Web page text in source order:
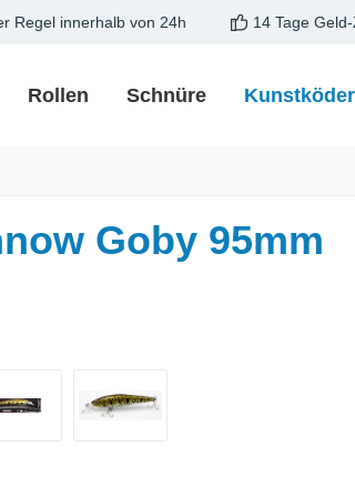
Regel innerhalb von 24h 14 Tage
Rollen Schnüre Kunstköder
Goby 95mm